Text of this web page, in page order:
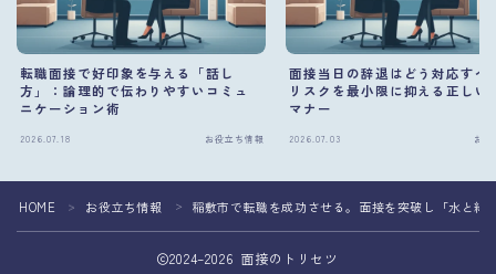
転職面接で好印象を与える「話し
方」：論理的で伝わりやすいコミュ
ニケーション術
2026.07.18 お役立ち情報
面接当日の辞退はどう対応すべ
リスクを最小限に抑える正しい
マナー
2026.07.03 お
HOME ＞ お役立ち情報 ＞ 稲敷市で転職を成功させる。面接を突破し「水と
2024–2026 面接のトリセツ